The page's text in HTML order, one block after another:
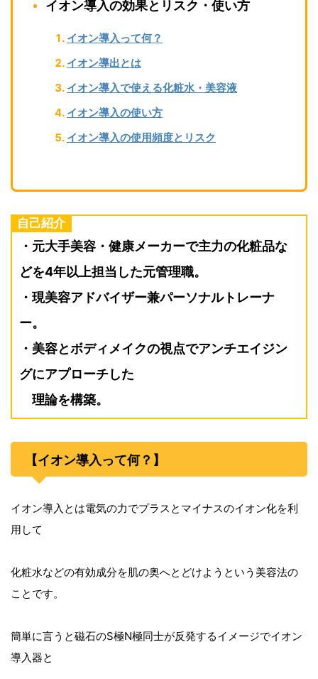
イオン導入の効果とリスク・使い方
イオン導入って何？
イオン導出とは
イオン導入で使える化粧水・美容液
イオン導入の使い方
イオン導入の使用頻度とリスク
自己紹介
・元大手美容・健康メーカーで主力の化粧品な
どを4年以上担当した元管理職。
・現美容アドバイザー兼パーソナルトレーナ
ー。
・美容とボディメイクの視点でアンチエイジン
グにアプローチした
理論を構築。
【イオン導入って何？】
イオン導入とは電気の力でプラスとマイナスのイオン化を利
用して
化粧水などの有効成分を肌の奥へとどけようという美容法の
ことです。
簡単に言うと磁石のS極N極同士が反発するイメージでイオン
導入器と